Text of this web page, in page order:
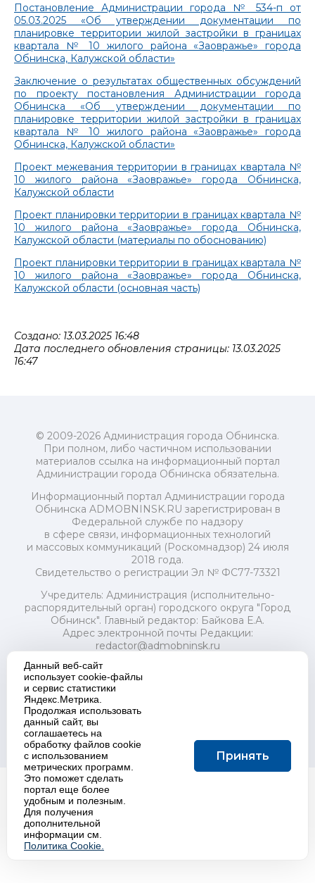
Постановление Администрации города № 534-п от
05.03.2025 «Об утверждении документации по
планировке территории жилой застройки в границах
квартала № 10 жилого района «Заовражье» города
Обнинска, Калужской области»
Заключение о результатах общественных обсуждений
по проекту постановления Администрации города
Обнинска «Об утверждении документации по
планировке территории жилой застройки в границах
квартала № 10 жилого района «Заовражье» города
Обнинска, Калужской области»
Проект межевания территории в границах квартала №
10 жилого района «Заовражье» города Обнинска,
Калужской области
Проект планировки территории в границах квартала №
10 жилого района «Заовражье» города Обнинска,
Калужской области (материалы по обоснованию)
Проект планировки территории в границах квартала №
10 жилого района «Заовражье» города Обнинска,
Калужской области (основная часть)
Создано: 13.03.2025 16:48
Дата последнего обновления страницы: 13.03.2025
16:47
© 2009-2026 Администрация города Обнинска.
При полном, либо частичном использовании
материалов ссылка на информационный портал
Администрации города Обнинска обязательна.
Информационный портал Администрации города
Обнинска ADMOBNINSK.RU зарегистрирован в
Федеральной службе по надзору
в сфере связи, информационных технологий
и массовых коммуникаций (Роскомнадзор) 24 июля
2018 года.
Свидетельство о регистрации Эл № ФС77-73321
Учредитель: Администрация (исполнительно-
распорядительный орган) городского округа "Город
Обнинск". Главный редактор: Байкова Е.А.
Адрес электронной почты Редакции:
redactor@admobninsk.ru
Настоящий ресурс содержит материалы 18+
Политика в отношении обработки персональных
Создание сайта: project
Данный веб-сайт
использует cookie-файлы
и сервис статистики
Яндекс.Метрика.
Продолжая использовать
данный сайт, вы
соглашаетесь на
обработку файлов cookie
с использованием
метрических программ.
Это поможет сделать
портал еще более
удобным и полезным.
Для получения
дополнительной
информации см.
Политика Cookie.
Принять